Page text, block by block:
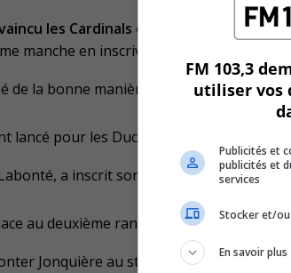
les Cardinals de LaSalle par la
manche en inscrivant cinq points.
de la bonne manière en marquant eux
pour les Ducs lors de la rencontre.
a inscrit son premier coup de
au deuxième rang de la Division centre
Jonquière au stade Richard
FM 103,3
utiliser vos
Publicités et
publicités et
services
Stocker et/ou
En savoir plus